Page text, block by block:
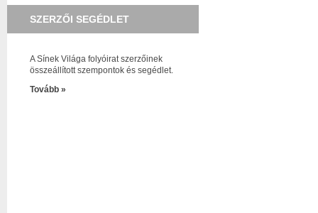
SZERZŐI SEGÉDLET
A Sínek Világa folyóirat szerzőinek
összeállított szempontok és segédlet.
Tovább »